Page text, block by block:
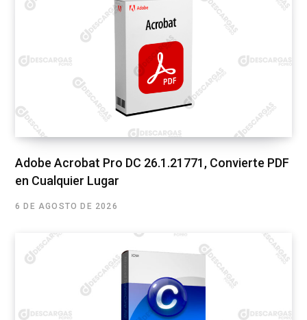
Adobe Acrobat Pro DC 26.1.21771, Convierte PDF
en Cualquier Lugar
6 DE AGOSTO DE 2026